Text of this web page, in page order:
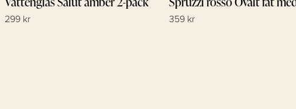
299 kr 359 kr